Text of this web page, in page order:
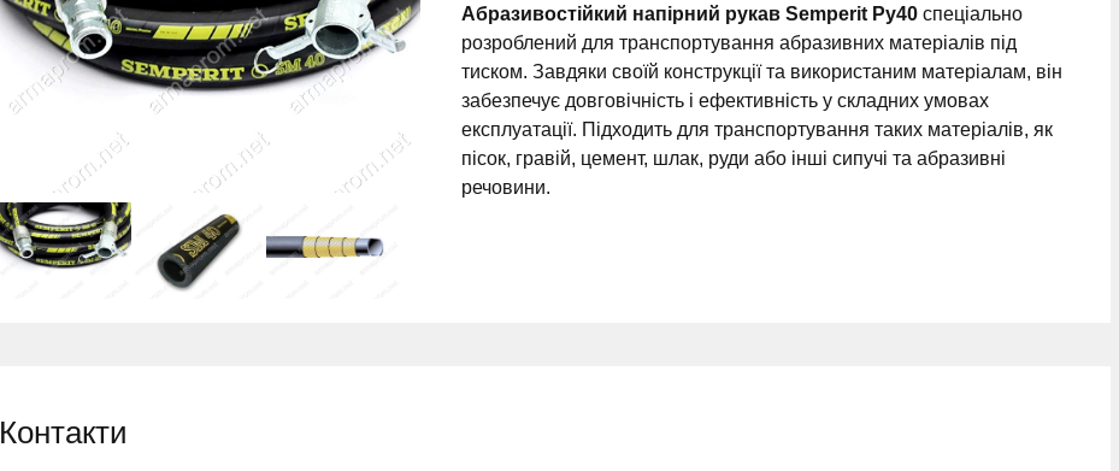
Абразивостійкий напірний рукав Semperit Ру40 спеціально
розроблений для транспортування абразивних матеріалів під
тиском. Завдяки своїй конструкції та використаним матеріалам, він
забезпечує довговічність і ефективність у складних умовах
експлуатації. Підходить для транспортування таких матеріалів, як
пісок, гравій, цемент, шлак, руди або інші сипучі та абразивні
речовини.
Контакти